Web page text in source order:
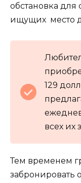
обстановка для
ищущих место
129
всех их
Тем временем
забронировать